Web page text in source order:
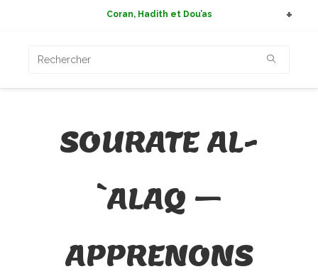
Coran, Hadith et Dou’as
SOURATE AL-
`ALAQ –
APPRENONS